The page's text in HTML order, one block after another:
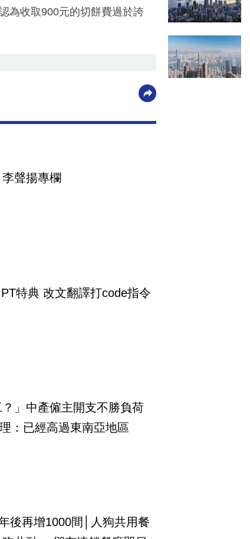
為收取900元的切餅費過於誇
聲揚專欄
特典 改文翻譯打code指令
？」中產僱主開支不勝負荷
：已經高過東南亞地區
後再增1000間│人狗共用餐